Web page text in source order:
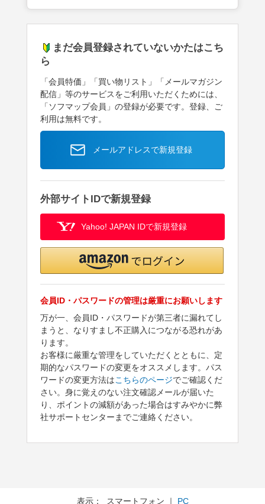
まだ会員登録されていないかたはこち
ら
「会員特価」「買い物リスト」「メールマガジン
配信」等のサービスをご利用いただくためには、
「ソフマップ会員」の登録が必要です。登録、ご
利用は無料です。
メールアドレスで新規登録
外部サイトIDで新規登録
Yahoo! JAPAN IDで新規登録
会員ID・パスワードの管理は厳重にお願いします
万が一、会員ID・パスワードが第三者に漏れてし
まうと、なりすまし不正購入につながる恐れがあ
ります。
お客様に厳重な管理をしていただくとともに、定
期的なパスワードの変更をオススメします。パス
ワードの変更方法はこちらのページでご確認くだ
さい。身に覚えのない注文確認メールが届いた
り、ポイントの減額があった場合はすみやかに弊
社サポートセンターまでご連絡ください。
表示： スマートフォン ｜ PC